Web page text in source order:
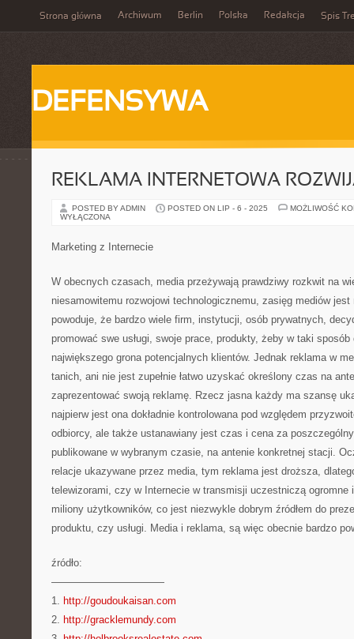
Strona główna Archiwum Berlin Polska Redakcja Spis
DEFENSYWA
REKLAMA INTERNETOWA
POSTED BY ADMIN POSTED ON LIP - 6 - 2025
MOŻLIWOŚĆ
WYŁĄCZONA
Marketing z Internecie
W obecnych czasach, media przeżywają prawdziwy rozkwit na
niesamowitemu rozwojowi technologicznemu, zasięg mediów
powoduje, że bardzo wiele firm, instytucji, osób prywatnych,
promować swe usługi, swoje prace, produkty, żeby w taki
największego grona potencjalnych klientów. Jednak reklama w
tanich, ani nie jest zupełnie łatwo uzyskać określony czas na
zaprezentować swoją reklamę. Rzecz jasna każdy ma szansę
najpierw jest ona dokładnie kontrolowana pod względem
odbiorcy, ale także ustanawiany jest czas i cena za
publikowane w wybranym czasie, na antenie konkretnej stacji.
relacje ukazywane przez media, tym reklama jest droższa,
telewizorami, czy w Internecie w transmisji uczestniczą ogromne
miliony użytkowników, co jest niezwykle dobrym źródłem do
produktu, czy usługi. Media i reklama, są więc obecnie bardzo
źródło:
———————————
1. http://goudoukaisan.com
2. http://gracklemundy.com